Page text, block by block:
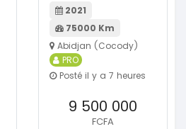
2021
75000 Km
Abidjan (Cocody)
PRO
Posté il y a 7 heures
9 500 000
FCFA